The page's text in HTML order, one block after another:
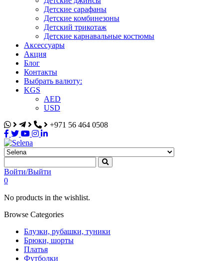
Детские сарафаны
Детские комбинезоны
Детский трикотаж
Детские карнавальные костюмы
Аксессуары
Акция
Блог
Контакты
Выбрать валюту:
KGS
AED
USD
+971 56 464 0508
Selena
Интернет-магазин
Войти/Выйти
0
No products in the wishlist.
Browse Categories
Блузки, рубашки, туники
Брюки, шорты
Платья
Футболки